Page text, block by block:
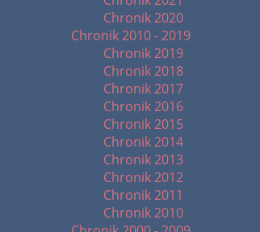
Chronik 2020
Chronik 2010 - 2019
Chronik 2019
Chronik 2018
Chronik 2017
Chronik 2016
Chronik 2015
Chronik 2014
Chronik 2013
Chronik 2012
Chronik 2011
Chronik 2010